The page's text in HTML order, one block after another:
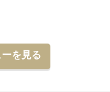
を見る